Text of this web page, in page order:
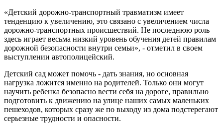
«Детский дорожно-транспортный травматизм имеет
тенденцию к увеличению, это связано с увеличением числа
дорожно-транспортных происшествий. Не последнюю роль
здесь играет весьма низкий уровень обучения детей правилам
дорожной безопасности внутри семьи», - отметил в своем
выступлении автополицейский.
Детский сад может помочь - дать знания, но основная
нагрузка ложится именно на родителей. Только они могут
научить ребенка безопасно вести себя на дороге, правильно
подготовить к движению на улице наших самых маленьких
пешеходов, которых сразу же по выходу из дома подстерегают
серьезные трудности и опасности.